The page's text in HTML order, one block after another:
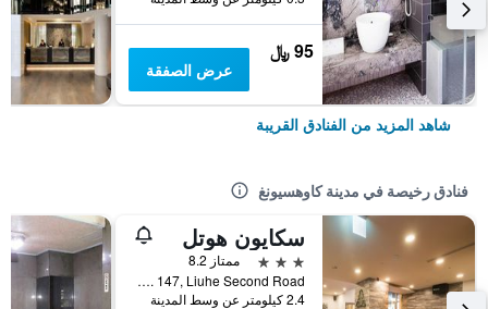
95 ﷼
عرض الصفقة
شاهد المزيد من الفنادق القريبة
فنادق رخيصة في مدينة كاوهسيونغ
سكايون هوتل
3 نجوم
ممتاز 8.2
No. 147, Liuhe Second Road, مدينة كاوهسيونغ, تايوان
2.4 كيلومتر عن وسط المدينة